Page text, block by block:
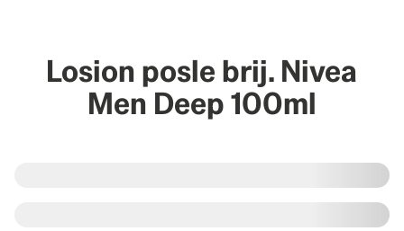
Losion posle brij. Nivea
Men Deep 100ml